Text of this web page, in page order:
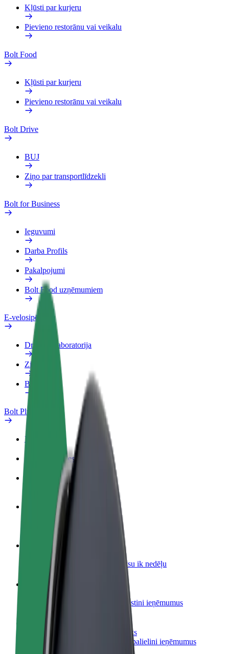
Kļūsti par kurjeru
Pievieno restorānu vai veikalu
Bolt Food
Kļūsti par kurjeru
Pievieno restorānu vai veikalu
Bolt Drive
BUJ
Ziņo par transportlīdzekli
Bolt for Business
Ieguvumi
Darba Profils
Pakalpojumi
Bolt Food uzņēmumiem
E-velosipēdi
Drošības laboratorija
Ziņot
BUJ
Bolt Plus
Ieguvumi
Kā pievienoties
Kļūsti par autovadītāju
Gūsti ieņēmumus, kā vēlies
Kļūsti par kurjeru
Piegādā ēdienu un saņem izmaksu ik nedēļu
Pievieno restorānu vai veikalu
Sasniedz vairāk klientu un paaugstini ieņēmumus
Reģistrējies kā autoparka īpašnieks
Pievieno savu autoparku Bolt un palielini ieņēmumus